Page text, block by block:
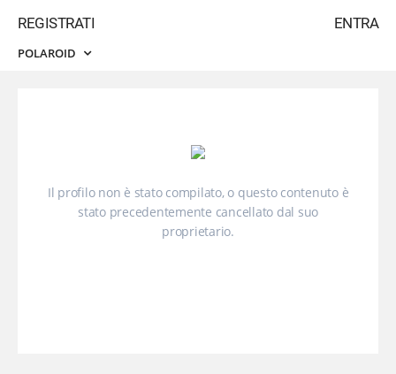
ENTRA
REGISTRATI
POLAROID
Il profilo non è stato compilato, o questo contenuto è
stato precedentemente cancellato dal suo
proprietario.